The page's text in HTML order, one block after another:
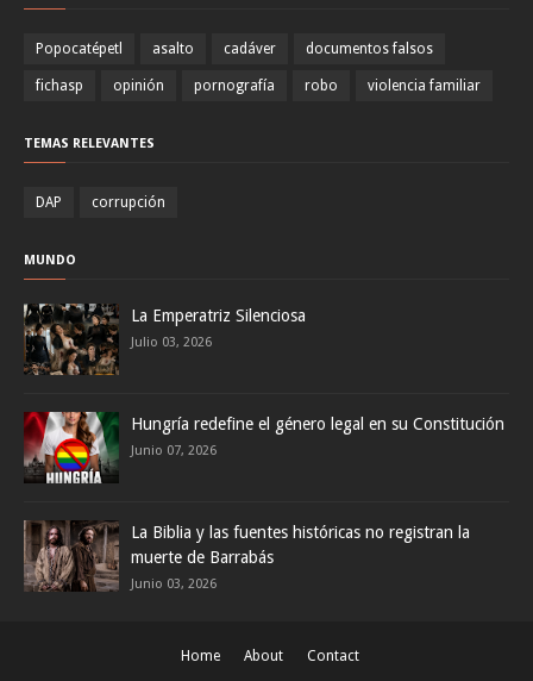
Popocatépetl asalto cadáver documentos falsos
fichasp opinión pornografía robo violencia familiar
TEMAS RELEVANTES
DAP corrupción
MUNDO
La Emperatriz Silenciosa
Julio 03, 2026
Hungría redefine el género legal en su Constitución
Junio 07, 2026
La Biblia y las fuentes históricas no registran la
muerte de Barrabás
Junio 03, 2026
Home About Contact